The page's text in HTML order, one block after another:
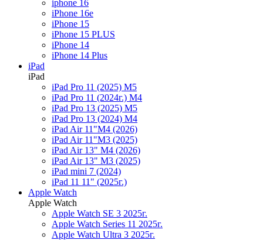
iphone 16
iPhone 16e
iPhone 15
iPhone 15 PLUS
iPhone 14
iPhone 14 Plus
iPad
iPad
iPad Pro 11 (2025) M5
iPad Pro 11 (2024г.) M4
iPad Pro 13 (2025) M5
iPad Pro 13 (2024) M4
iPad Air 11"M4 (2026)
iPad Air 11"M3 (2025)
iPad Air 13" M4 (2026)
iPad Air 13" M3 (2025)
iPad mini 7 (2024)
iPad 11 11" (2025г.)
Apple Watch
Apple Watch
Apple Watch SE 3 2025г.
Apple Watch Series 11 2025г.
Apple Watch Ultra 3 2025г.